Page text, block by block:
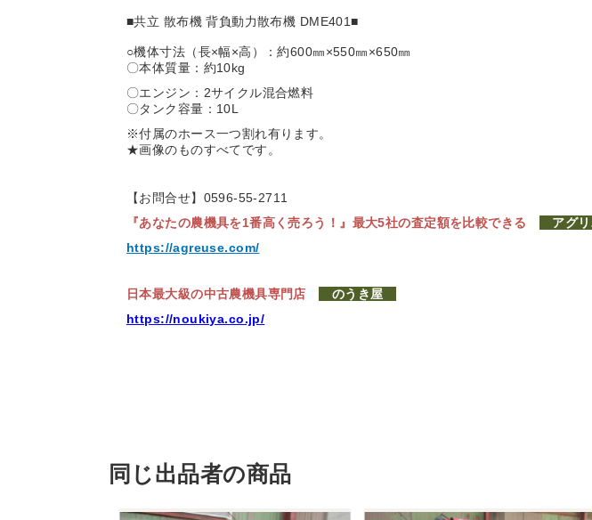
■共立 散布機 背負動力散布機 DME401■
○機体寸法（長×幅×高）：約600㎜×550㎜×650㎜
〇本体質量：約10kg
〇エンジン：2サイクル混合燃料
〇タンク容量：10L
※付属のホース一つ割れ有ります。
★画像のものすべてです。
【お問合せ】0596-55-2711
『あなたの農機具を1番高く売ろう！』 最大5社の査定額を比較できる
アグ
https://agreuse.com/
日本最大級の中古農機具専門店
のうき屋
https://noukiya.co.jp/
同じ出品者の商品